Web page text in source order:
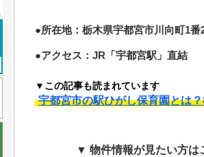
●所在地：栃木県宇都宮市川向町1番
●アクセス：JR「宇都宮駅」直結
▼この記事も読まれています
宇都宮市の駅ひがし保育園とは
▼ 物件情報が見たい方は